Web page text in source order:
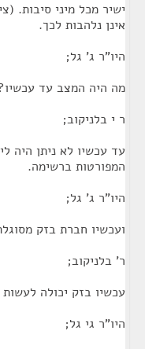
ישיר מכל מיני סיבות.
אינן נלהבות לכך.
היו"ר ג' גל;
מה היה המצב עד
ר י בלניקוב;
עד עכשיו לא ניתן היה
המפורטות ברשימה.
היו"ר ג' גל;
ועכשיו חברת בזק
ר' בלניקוב;
עכשיו בזק יכולה
היו"ר גי גל;